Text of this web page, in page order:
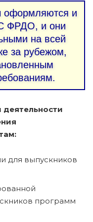
оформляются и
ФРДО, и они
на всей
за рубежом,
для выпускников
программ